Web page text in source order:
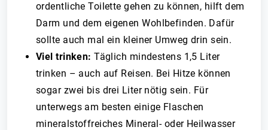
ordentliche Toilette gehen zu können, hilft dem
Darm und dem eigenen Wohlbefinden. Dafür
sollte auch mal ein kleiner Umweg drin sein.
Viel trinken:Täglich mindestens 1,5 Liter
trinken – auch auf Reisen. Bei Hitze können
sogar zwei bis drei Liter nötig sein. Für
unterwegs am besten einige Flaschen
mineralstoffreiches Mineral- oder Heilwasser